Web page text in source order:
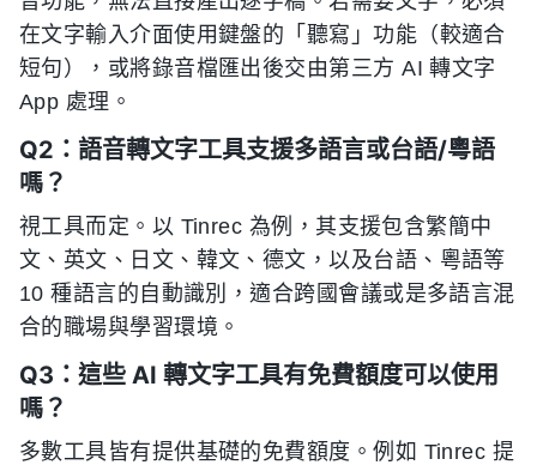
在文字輸入介面使用鍵盤的「聽寫」功能（較適合
短句），或將錄音檔匯出後交由第三方 AI 轉文字
App 處理。
Q2：語音轉文字工具支援多語言或台語/粵語
嗎？
視工具而定。以 Tinrec 為例，其支援包含繁簡中
文、英文、日文、韓文、德文，以及台語、粵語等
10 種語言的自動識別，適合跨國會議或是多語言混
合的職場與學習環境。
Q3：這些 AI 轉文字工具有免費額度可以使用
嗎？
多數工具皆有提供基礎的免費額度。例如 Tinrec 提